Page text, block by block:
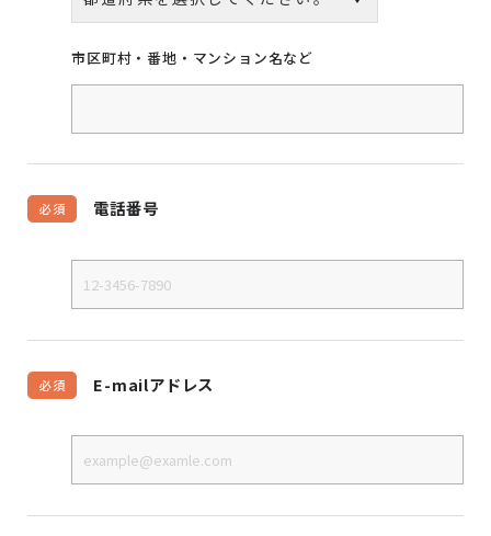
市区町村・番地・マンション名など
電話番号
必須
E-mailアドレス
必須